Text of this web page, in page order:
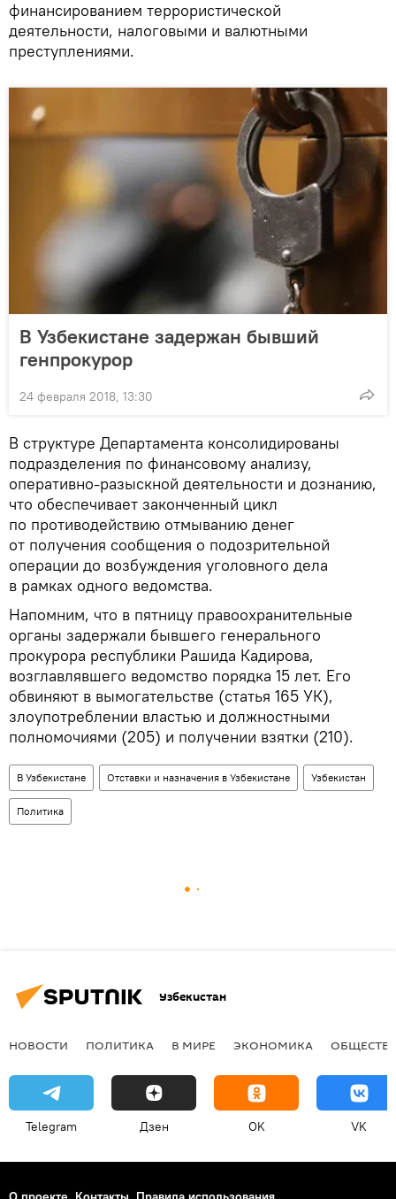
финансированием террористической
деятельности, налоговыми и валютными
преступлениями.
В Узбекистане задержан бывший
генпрокурор
24 февраля 2018, 13:30
В структуре Департамента консолидированы
подразделения по финансовому анализу,
оперативно-разыскной деятельности и дознанию,
что обеспечивает законченный цикл
по противодействию отмыванию денег
от получения сообщения о подозрительной
операции до возбуждения уголовного дела
в рамках одного ведомства.
Напомним, что в пятницу правоохранительные
органы задержали бывшего генерального
прокурора республики Рашида Кадирова,
возглавлявшего ведомство порядка 15 лет. Его
обвиняют в вымогательстве (статья 165 УК),
злоупотреблении властью и должностными
полномочиями (205) и получении взятки (210).
В Узбекистане Отставки и назначения в Узбекистане Узбекистан
Политика
Узбекистан
НОВОСТИ ПОЛИТИКА В МИРЕ ЭКОНОМИКА
Telegram Дзен OK VK